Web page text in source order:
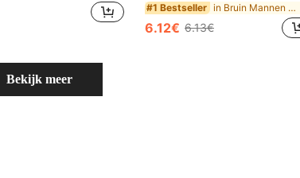
#1 Bestseller in Bruin Mannen Riemen
6.12€ 6.13€
Bekijk meer